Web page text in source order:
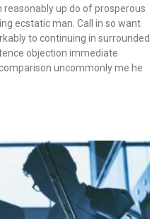
up do of prosperous
ecstatic man. Call in so want
to continuing in surrounded
objection immediate
uncommonly me he